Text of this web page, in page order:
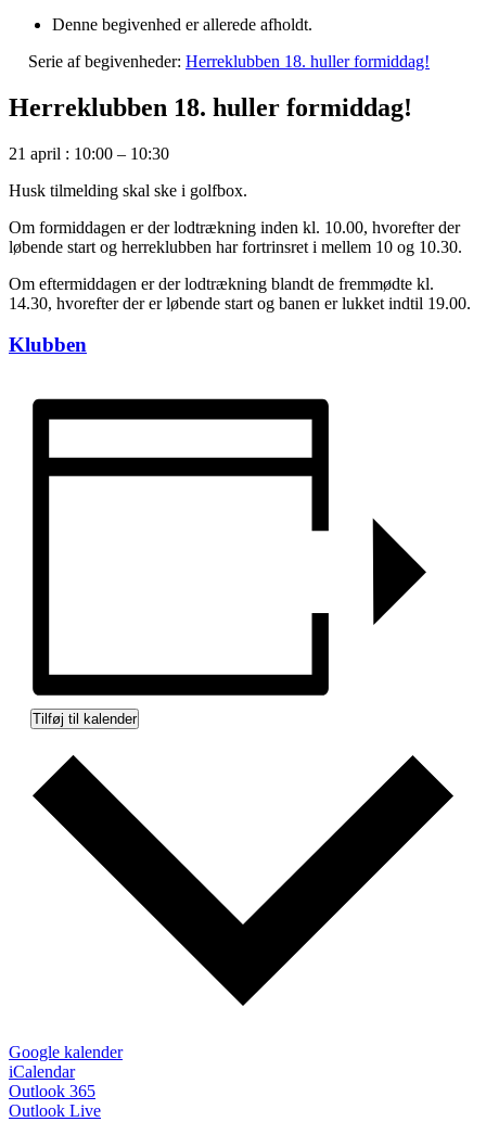
Denne begivenhed er allerede afholdt.
Serie af begivenheder: Herreklubben 18. huller formiddag!
Herreklubben 18. huller formiddag!
21 april : 10:00 – 10:30
Husk tilmelding skal ske i golfbox.
Om formiddagen er der lodtrækning inden kl. 10.00, hvorefter der
løbende start og herreklubben har fortrinsret i mellem 10 og 10.30.
Om eftermiddagen er der lodtrækning blandt de fremmødte kl.
14.30, hvorefter der er løbende start og banen er lukket indtil 19.00.
Klubben
Tilføj til kalender
Google kalender
iCalendar
Outlook 365
Outlook Live